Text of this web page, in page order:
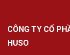
CÔNG TY CỔ
HUSO